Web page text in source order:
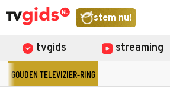
stem nu!
tvgids streaming
GOUDEN TELEVIZIER-RING